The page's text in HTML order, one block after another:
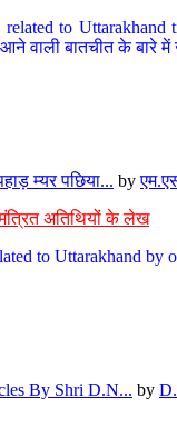
to
वाली बातचीत के बारे
म्यर पछिया... by
अतिथियों के लेख
to Uttarakhand by
By Shri D.N... by